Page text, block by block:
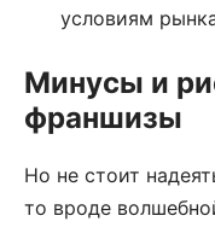
условиям
Минусы и
франшизы
Но не стоит
то вроде